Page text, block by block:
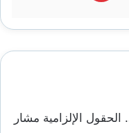
الحقول الإلزامية مشار